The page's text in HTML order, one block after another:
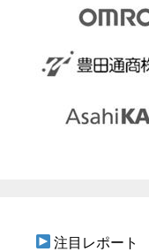
注目レポート